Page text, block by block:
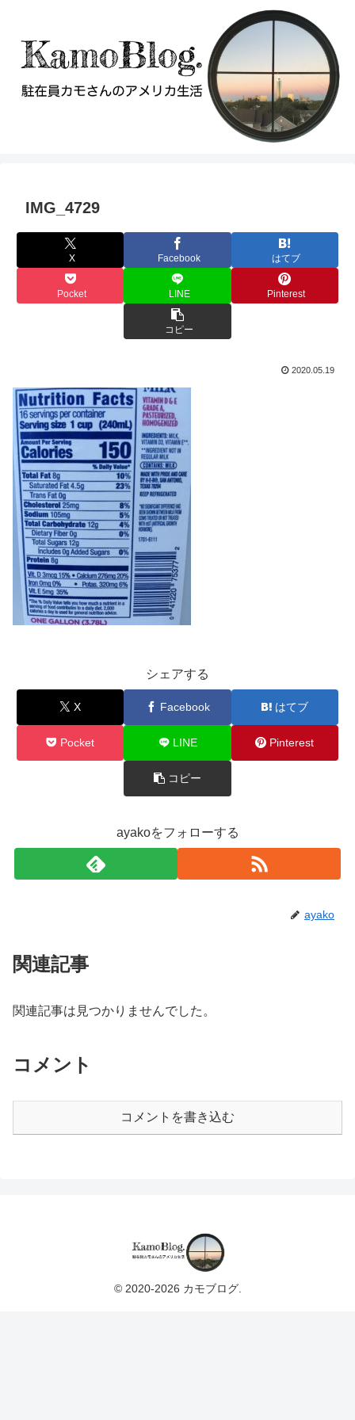
IMG_4729
X Facebook はてブ
Pocket LINE Pinterest
コピー
2020.05.19
シェアする
X Facebook はてブ
Pocket LINE Pinterest
コピー
ayakoをフォローする
ayako
関連記事
関連記事は見つかりませんでした。
コメント
コメントを書き込む
© 2020-2026 カモブログ.